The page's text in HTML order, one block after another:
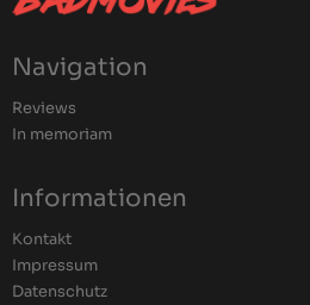
Navigation
Reviews
In memoriam
Informationen
Kontakt
Impressum
Datenschutz